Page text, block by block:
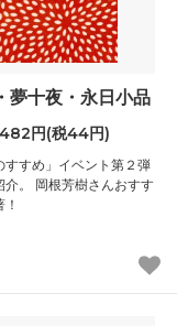
夢十夜・永日小品
482円(税44円)
すすめ」イベント第２弾
介。 岡根芳樹さんおすす